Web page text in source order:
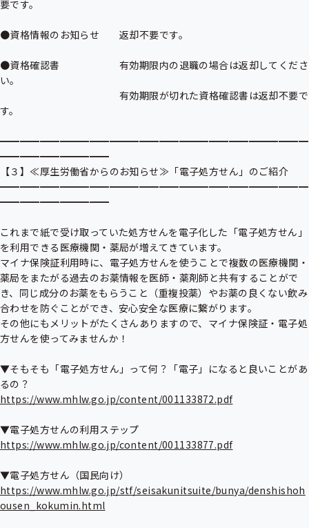
要です。
●資格情報のお知らせ　　返却不要です。
●資格確認書　　　　　　有効期限内の退職の場合は返却してくださ
い。
有効期限が切れた資格確認書は返却不要で
す。
━━━━━━━━━━━━━━━━━━━━━━━━━━━━━━━
━━━━━━━━━━━
【３】≪厚生労働省からのお知らせ≫「電子処方せん」のご紹介
━━━━━━━━━━━━━━━━━━━━━━━━━━━━━━━
━━━━━━━━━━━
これまで紙で受け取っていた処方せんを電子化した「電子処方せん」
を利用できる医療機関・薬局が増えてきています。
マイナ保険証利用時に、電子処方せんを使うことで複数の医療機関・
薬局をまたがる過去のお薬情報を医師・薬剤師と共有することがで
き、同じ成分のお薬をもらうこと（重複投薬）やお薬の良くない飲み
合わせを防ぐことができ、安心安全な医療に繋がります。
その他にもメリットがたくさんありますので、マイナ保険証・電子処
方せんを使ってみませんか！
▼そもそも「電子処方せん」って何？「電子」になると良いことがあ
https://www.mhlw.go.jp/content/001133872.pdf
https://www.mhlw.go.jp/content/001133877.pdf
https://www.mhlw.go.jp/stf/seisakunitsuite/bunya/denshishoh
ousen_kokumin.html